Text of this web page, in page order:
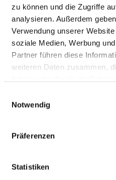
zu können und die Zugriffe
analysieren. Außerdem
Verwendung unserer
soziale Medien, Werbung
Partner führen diese
weiteren Daten zusammen,
Notwendig
Präferenzen
Statistiken
Naturheilverfahren /
Phytotherapie
Osteopathie /
Physiotherapie /